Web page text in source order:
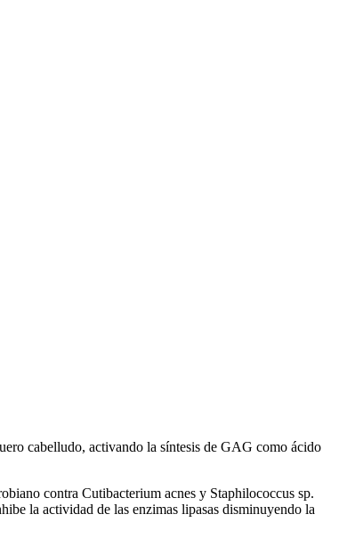
cabelludo, activando la síntesis de GAG como ácido
contra Cutibacterium acnes y Staphilococcus sp.
la actividad de las enzimas lipasas disminuyendo la